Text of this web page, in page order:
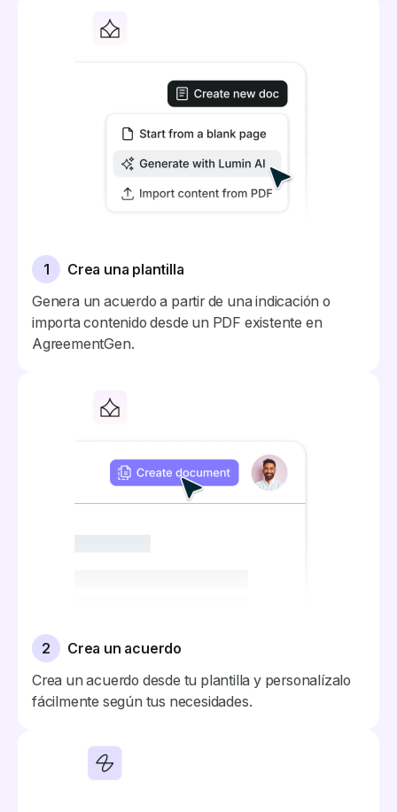
1
Crea una plantilla
Genera un acuerdo a partir de una indicación o
importa contenido desde un PDF existente en
AgreementGen.
2
Crea un acuerdo
Crea un acuerdo desde tu plantilla y personalízalo
fácilmente según tus necesidades.